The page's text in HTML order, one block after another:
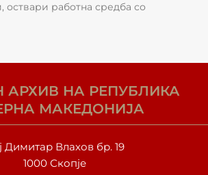
оствари работна средба со
АРХИВ НА РЕПУБЛИКА
МАКЕДОНИЈА
Димитар Влахов бр. 19
1000 Скопје